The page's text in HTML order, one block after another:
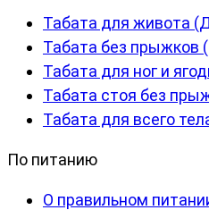
Табата для живота
Табата без прыжков
Табата для ног и
Табата стоя без
Табата для всего
По питанию
О правильном